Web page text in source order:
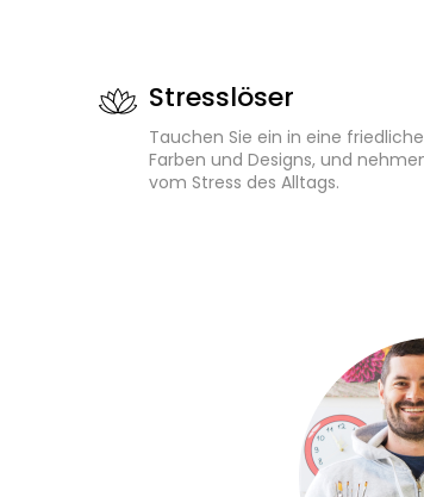
Stresslöser
Tauchen Sie ein in eine
Farben und Designs, und
vom Stress des Alltags.